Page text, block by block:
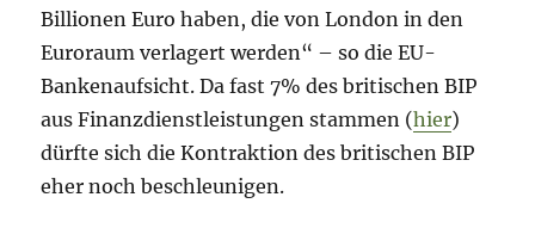
Billionen Euro haben, die von London in den
Euroraum verlagert werden“ – so die EU-
Bankenaufsicht. Da fast 7% des britischen BIP
aus Finanzdienstleistungen stammen (hier)
dürfte sich die Kontraktion des britischen BIP
eher noch beschleunigen.